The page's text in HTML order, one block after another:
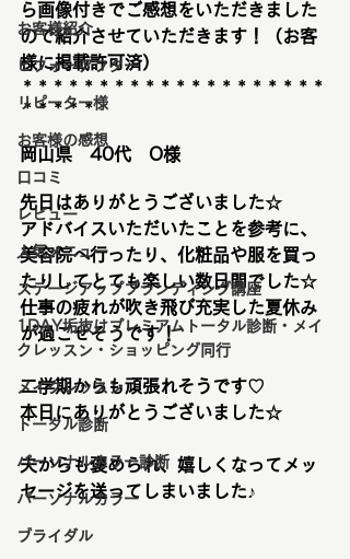
お客様紹介
ビフォーアフター
リピーター様
お客様の感想
口コミ
レビュー
人気メニュー
ステージアップブランディング講座
1DAY垢抜けプレミアムトータル診断・メイ
クレッスン・ショッピング同行
メイクレッスン
トータル診断
パーソナルカラー診断
パーソナルカラー
ブライダル
ら画像付きでご感想をいただきました
ので紹介させていただきます！（お客
様に掲載許可済）
＊＊＊＊＊＊＊＊＊＊＊＊＊＊＊＊＊＊＊＊
＊＊＊＊＊
岡山県　40代　O様
先日はありがとうございました☆
アドバイスいただいたことを参考に、
美容院へ行ったり、化粧品や服を買っ
たりしてとても楽しい数日間でした☆
仕事の疲れが吹き飛び充実した夏休み
が過ごせそうです！
二学期からも頑張れそうです♡
本日にありがとうございました☆
夫からも褒められ、嬉しくなってメッ
セージを送ってしまいました♪